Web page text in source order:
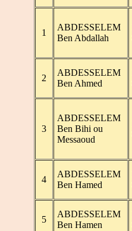
1
ABDESSELEM
Ben Abdallah
2
ABDESSELEM
Ben Ahmed
3
ABDESSELEM
Ben Bihi ou
Messaoud
4
ABDESSELEM
Ben Hamed
5
ABDESSELEM
Ben Hamen